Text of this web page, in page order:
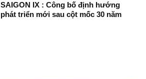
SAIGON IX : Công bố định hướng
phát triển mới sau cột mốc 30 năm